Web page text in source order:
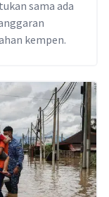
sama ada
kempen.